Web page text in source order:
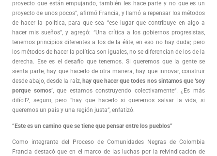
proyecto que están empujando, también les hace parte y no que es un
proyecto de unos pocos”, afirmó Francia, y llamó a repensar los métodos
de hacer la política, para que sea “ese lugar que contribuye en algo a
hacer mis sueños”, y agregó: “Una crítica a los gobiernos progresistas,
tenemos principios diferentes a los de la élite, en eso no hay duda; pero
los métodos de hacer la política son iguales, no se diferencian de los de la
derecha. Ese es el desafío que tenemos. Si queremos que la gente se
sienta parte, hay que hacerlo de otra manera, hay que innovar, construir
desde abajo, desde la raíz, hay que hacer que todes nos sintamos que ‘soy
porque somos’, que estamos construyendo colectivamente”. ¿Es más
difícil?, seguro, pero “hay que hacerlo si queremos salvar la vida, si
queremos un país y una región justa”, enfatizó.
“Este es un camino que se tiene que pensar entre los pueblos”
Como integrante del Proceso de Comunidades Negras de Colombia
Francia destacó que en el marco de las luchas por la reivindicación de